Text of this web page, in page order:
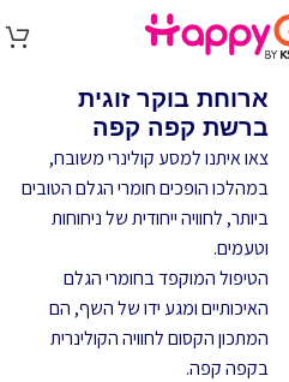
ארוחת בוקר זוגית
ברשת קפה קפה
צאו איתנו למסע קולינרי משובח,
במהלכו הופכים חומרי הגלם הטובים
ביותר, לחוויה ייחודית של ניחוחות
וטעמים.
הטיפול המוקפד בחומרי הגלם
האיכותיים ומגע ידו של השף, הם
המתכון הקסום לחוויה הקולינרית
בקפה קפה.